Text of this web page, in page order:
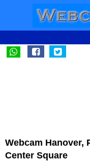
Webcam Hanover,
Center Square